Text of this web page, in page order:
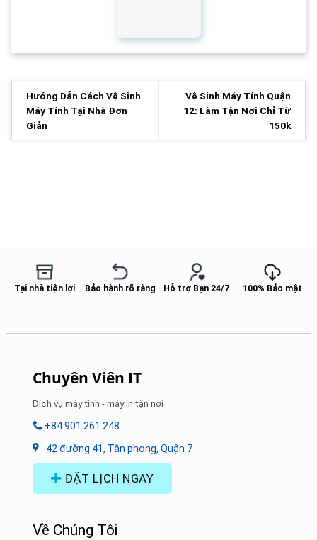
Hướng Dẫn Cách Vệ Sinh
Máy Tính Tại Nhà Đơn
Giản
Vệ Sinh Máy Tính Quận
12: Làm Tận Nơi Chỉ Từ
150k
Tại nhà tiện lợi Bảo hành rõ ràng Hỗ trợ Bạn 24/7 100% Bảo mật
Chuyên Viên IT
Dịch vụ máy tính - máy in tận nơi
+84 901 261 248
42 đường 41, Tân phong, Quận 7
ĐẶT LỊCH NGAY
Về Chúng Tôi